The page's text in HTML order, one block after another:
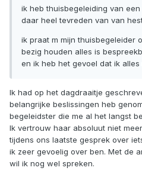
ik heb thuisbegeleiding van
daar heel tevreden van van
ik praat m mijn thuisbegeleider
bezig houden alles is
en ik heb het gevoel dat ik
Ik had op het dagdraaitje
belangrijke beslissingen heb
begeleidster die me al het langst
Ik vertrouw haar absoluut niet
tijdens ons laatste gesprek over
ik zeer gevoelig over ben. Met de
wil ik nog wel spreken.